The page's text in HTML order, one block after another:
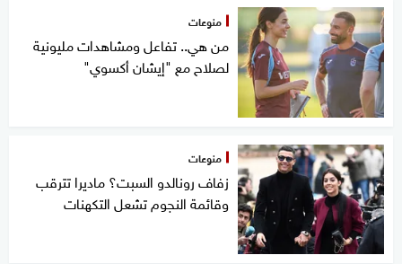
منوعات
من هي.. تفاعل ومشاهدات مليونية
لصلاح مع "إيشان أكسوي"
منوعات
زفاف رونالدو السبت؟ ماديرا تترقب
وقائمة النجوم تشعل التكهنات